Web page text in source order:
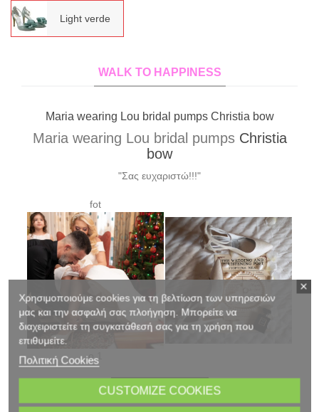
Light verde
WALK TO HAPPINESS
Xrysa wearing Lou bridal pumps Elvira custom made
Xrysa wearing Lou bridal pumpsElvira
custom made
"Σας ευχαριστώ για τα υπέροχα γοβάκια!!! Έκαναν
.........................................................
Χρησιμοποιούμε cookies για τη βελτίωση των υπηρεσιών
μας και την ασφαλή σας πλοήγηση. Μπορείτε να
διαχειριστείτε τη συγκατάθεσή σας για τη χρήση που
επιθυμείτε.
Πολιτική Cookies
CUSTOMIZE COOKIES